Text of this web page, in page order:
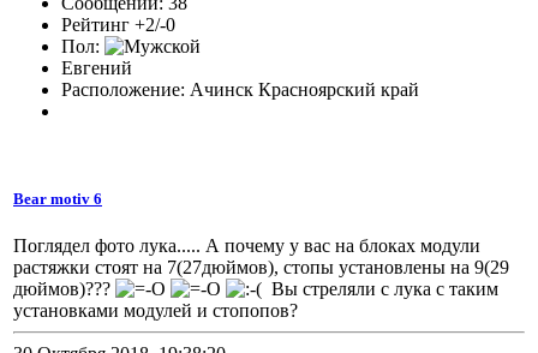
Рейтинг +2/-0
Пол:
Евгений
Расположение: Ачинск Красноярский край
Bear motiv 6
Поглядел фото лука..... А почему у вас на блоках модули
растяжки стоят на 7(27дюймов), стопы установлены на 9(29
дюймов)???
Вы стреляли с лука с таким
установками модулей и стопопов?